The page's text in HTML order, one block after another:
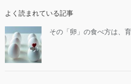
よく読まれている記事
その「卵」の食べ方は、